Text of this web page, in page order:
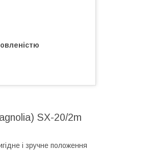
SX-20/2m
і зручне положення